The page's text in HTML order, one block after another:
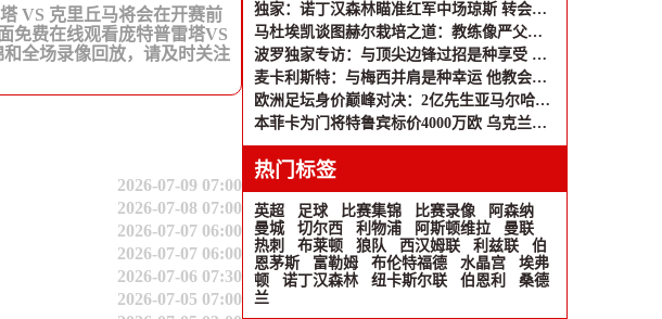
VS 克里丘马将会在开赛前
免费在线观看庞特普雷塔VS
全场录像回放，请及时关注
2026-07-09 07:00
2026-07-08 07:00
2026-07-07 06:00
2026-07-07 06:00
2026-07-06 07:30
2026-07-05 07:00
独家：诺丁汉森林瞄准红军中场琼斯 转会谈判已开启
马杜埃凯谈图赫尔栽培之道：教练像严父般鞭策我成长；应对补水暂停？足球本就是适应游戏
波罗独家专访：与顶尖边锋过招是种享受 北伦敦已成第二故乡
麦卡利斯特：与梅西并肩是种幸运 他教会我的远不止足球
欧洲足坛身价巅峰对决：2亿先生亚马尔哈兰德领跑 姆巴佩1.8亿紧追
本菲卡为门将特鲁宾标价4000万欧 乌克兰国脚英超梦待圆
热门标签
英超 足球 比赛集锦 比赛录像
阿森纳
曼城
切尔西 利物浦 阿斯顿维拉
曼联
热刺
布莱顿 狼队 西汉姆联 利兹联
伯
恩茅斯
富勒姆 布伦特福德 水晶宫
埃弗
顿
诺丁汉森林 纽卡斯尔联 伯恩利
桑德
兰